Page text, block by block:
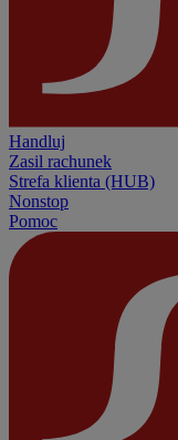
Handluj
Zasil rachunek
Strefa klienta (HUB)
Nonstop
Pomoc